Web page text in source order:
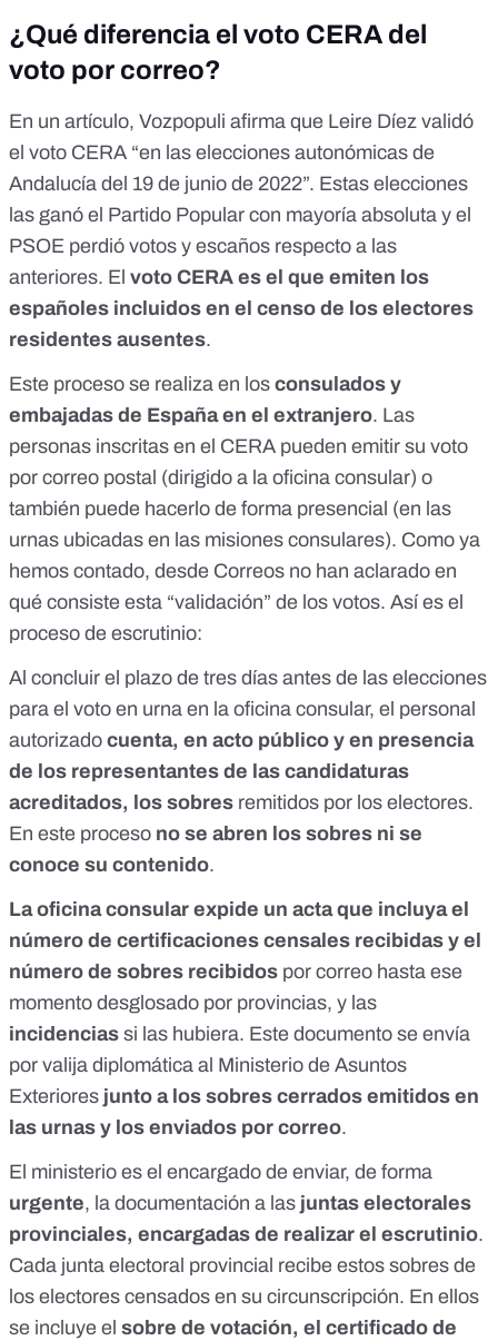
¿Qué diferencia el voto CERA del
voto por correo?
En un artículo, Vozpopuli afirma que Leire Díez validó
el voto CERA “en las elecciones autonómicas de
Andalucía del 19 de junio de 2022”. Estas elecciones
las ganó el Partido Popular con mayoría absoluta y el
PSOE perdió votos y escaños respecto a las
anteriores. El voto CERA es el que emiten los
españoles incluidos en el censo de los electores
residentes ausentes.
Este proceso se realiza en los consulados y
embajadas de España en el extranjero. Las
personas inscritas en el CERA pueden emitir su voto
por correo postal (dirigido a la oficina consular) o
también puede hacerlo de forma presencial (en las
urnas ubicadas en las misiones consulares). Como ya
hemos contado, desde Correos no han aclarado en
qué consiste esta “validación” de los votos. Así es el
proceso de escrutinio:
Al concluir el plazo de tres días antes de las elecciones
para el voto en urna en la oficina consular, el personal
autorizado cuenta, en acto público y en presencia
de los representantes de las candidaturas
acreditados, los sobres remitidos por los electores.
En este proceso no se abren los sobres ni se
conoce su contenido.
La oficina consular expide un acta que incluya el
número de certificaciones censales recibidas y el
número de sobres recibidos por correo hasta ese
momento desglosado por provincias, y las
incidencias si las hubiera. Este documento se envía
por valija diplomática al Ministerio de Asuntos
Exteriores junto a los sobres cerrados emitidos en
las urnas y los enviados por correo.
El ministerio es el encargado de enviar, de forma
urgente, la documentación a las juntas electorales
provinciales, encargadas de realizar el escrutinio.
Cada junta electoral provincial recibe estos sobres de
los electores censados en su circunscripción. En ellos
se incluye el sobre de votación, el certificado de